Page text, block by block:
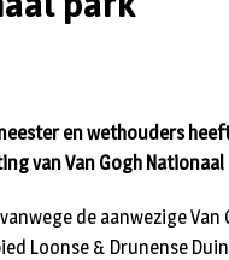
en wethouders
van Van Gogh Nationaal
de aanwezige
Loonse & Drunense